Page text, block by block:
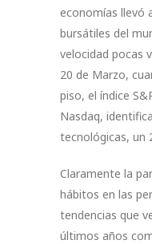
economías llevó
bursátiles del
velocidad pocas
20 de Marzo,
piso, el índice
Nasdaq,
tecnológicas, un
Claramente la
hábitos en las
tendencias que
últimos años